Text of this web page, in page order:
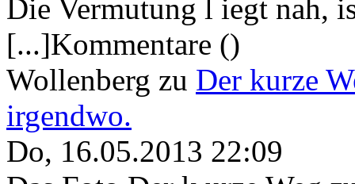
Die Vermutung l iegt nah,
[...]Kommentare ()
Wollenberg zu Der kurze
irgendwo.
Do, 16.05.2013 22:09